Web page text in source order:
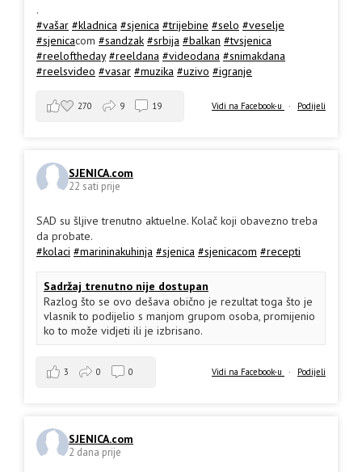
.
#vašar #kladnica #sjenica #trijebine #selo #veselje
#sjenicacom #sandzak #srbija #balkan #tvsjenica
#reeloftheday #reeldana #videodana #snimakdana
#reelsvideo #vasar #muzika #uzivo #igranje
Vidi na Facebook-u · Podijeli
270 9 19
SJENICA.com
22 sati prije
SAD su šljive trenutno aktuelne. Kolač koji obavezno treba
da probate.
#kolaci #marininakuhinja #sjenica #sjenicacom #recepti
Sadržaj trenutno nije dostupan
Razlog što se ovo dešava obično je rezultat toga što je
vlasnik to podijelio s manjom grupom osoba, promijenio
ko to može vidjeti ili je izbrisano.
Vidi na Facebook-u · Podijeli
3 0 0
SJENICA.com
2 dana prije